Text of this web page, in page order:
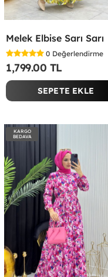
Melek Elbise Sarı Sarı
0 Değerlendirme
1,799.00 TL
SEPETE EKLE
KARGO
BEDAVA